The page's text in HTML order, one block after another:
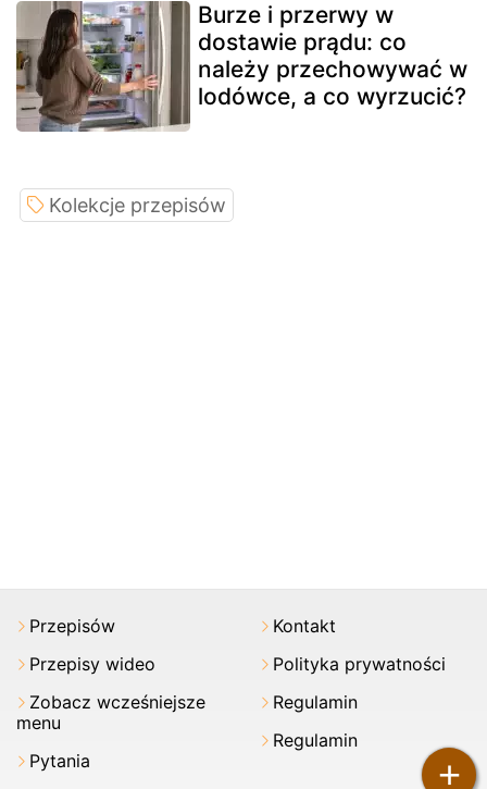
Burze i przerwy w
dostawie prądu: co
należy przechowywać w
lodówce, a co wyrzucić?
+
Kolekcje przepisów
Przepisów
Przepisy wideo
Zobacz wcześniejsze
menu
Pytania
Kontakt
Polityka prywatności
Regulamin
Regulamin